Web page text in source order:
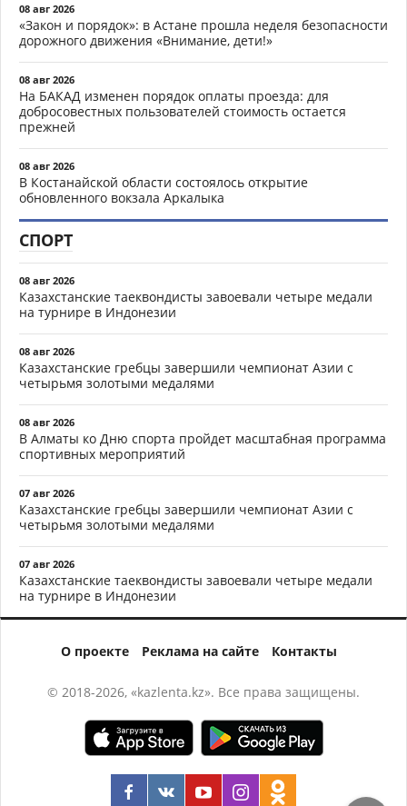
08 авг 2026
«Закон и порядок»: в Астане прошла неделя безопасности
дорожного движения «Внимание, дети!»
08 авг 2026
На БАКАД изменен порядок оплаты проезда: для
добросовестных пользователей стоимость остается
прежней
08 авг 2026
В Костанайской области состоялось открытие
обновленного вокзала Аркалыка
СПОРТ
08 авг 2026
Казахстанские таеквондисты завоевали четыре медали
на турнире в Индонезии
08 авг 2026
Казахстанские гребцы завершили чемпионат Азии с
четырьмя золотыми медалями
08 авг 2026
В Алматы ко Дню спорта пройдет масштабная программа
спортивных мероприятий
07 авг 2026
Казахстанские гребцы завершили чемпионат Азии с
четырьмя золотыми медалями
07 авг 2026
Казахстанские таеквондисты завоевали четыре медали
на турнире в Индонезии
О проекте Реклама на сайте Контакты
© 2018-2026, «kazlenta.kz». Все права защищены.